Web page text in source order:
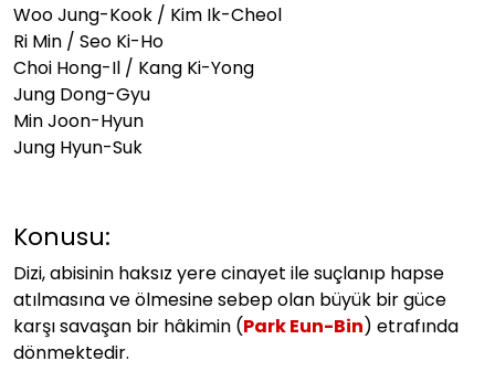
Woo Jung-Kook / Kim Ik-Cheol
Ri Min / Seo Ki-Ho
Choi Hong-Il / Kang Ki-Yong
Jung Dong-Gyu
Min Joon-Hyun
Jung Hyun-Suk
Konusu:
Dizi, abisinin haksız yere cinayet ile suçlanıp hapse
atılmasına ve ölmesine sebep olan büyük bir güce
karşı savaşan bir hâkimin (Park Eun-Bin) etrafında
dönmektedir.